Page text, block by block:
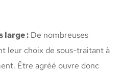
large : De nombreuses
leur choix de sous-traitant à
Être agréé ouvre donc